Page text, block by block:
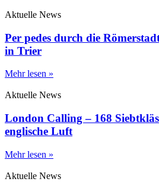
Aktuelle News
Per pedes durch die
in Trier
Mehr lesen »
Aktuelle News
London Calling – 168
englische Luft
Mehr lesen »
Aktuelle News